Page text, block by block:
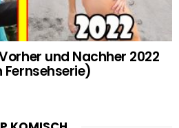
und Nachher 2022
Fernsehserie)